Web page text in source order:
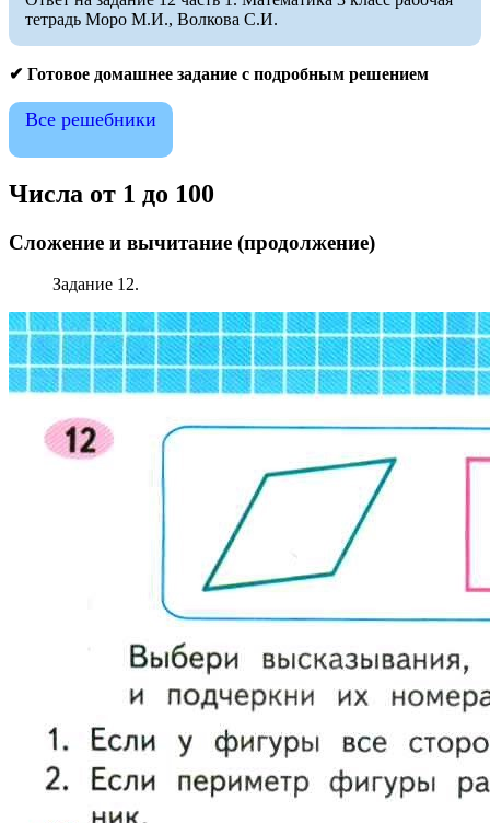
тетрадь Моро М.И., Волкова С.И.
✔ Готовое домашнее задание с подробным решением
Все решебники
Числа от 1 до 100
Сложение и вычитание (продолжение)
Задание 12.